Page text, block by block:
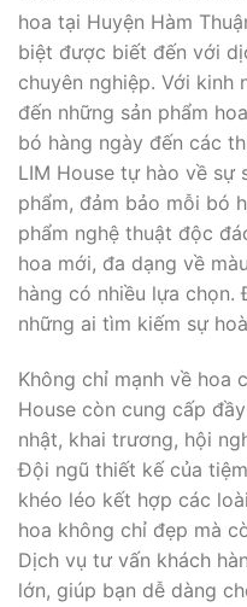
hoa tại Huyện Hàm
biệt được biết đến với
chuyên nghiệp. Với kinh
đến những sản phẩm
bó hàng ngày đến các
LIM House tự hào về sự
phẩm, đảm bảo mỗi bó
phẩm nghệ thuật độc
hoa mới, đa dạng về
hàng có nhiều lựa
những ai tìm kiếm sự
Không chỉ mạnh về hoa
House còn cung cấp
nhật, khai trương, hội
Đội ngũ thiết kế của
khéo léo kết hợp các
hoa không chỉ đẹp mà
Dịch vụ tư vấn khách
lớn, giúp bạn dễ dàng